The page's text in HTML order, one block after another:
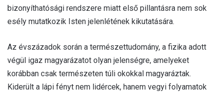
bizonyíthatósági rendszere miatt első pillantásra nem sok
esély mutatkozik Isten jelenlétének kikutatására.
Az évszázadok során a természettudomány, a fizika adott
végül igaz magyarázatot olyan jelenségre, amelyeket
korábban csak természeten túli okokkal magyaráztak.
Kiderült a lápi fényt nem lidércek, hanem vegyi folyamatok